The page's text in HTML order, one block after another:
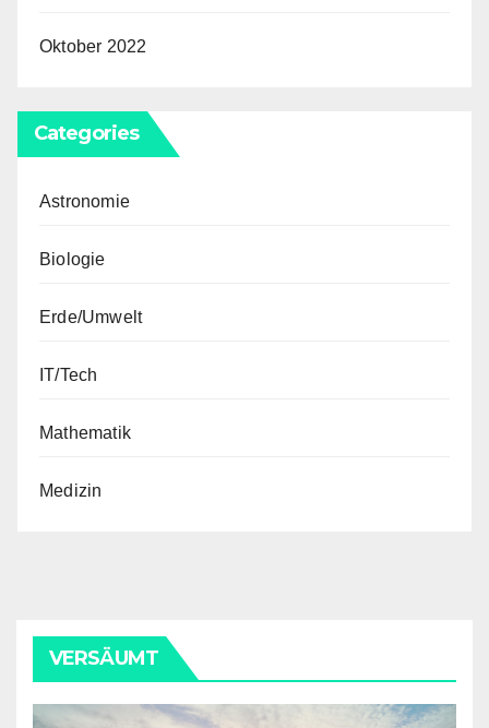
Oktober 2022
Categories
Astronomie
Biologie
Erde/Umwelt
IT/Tech
Mathematik
Medizin
VERSÄUMT